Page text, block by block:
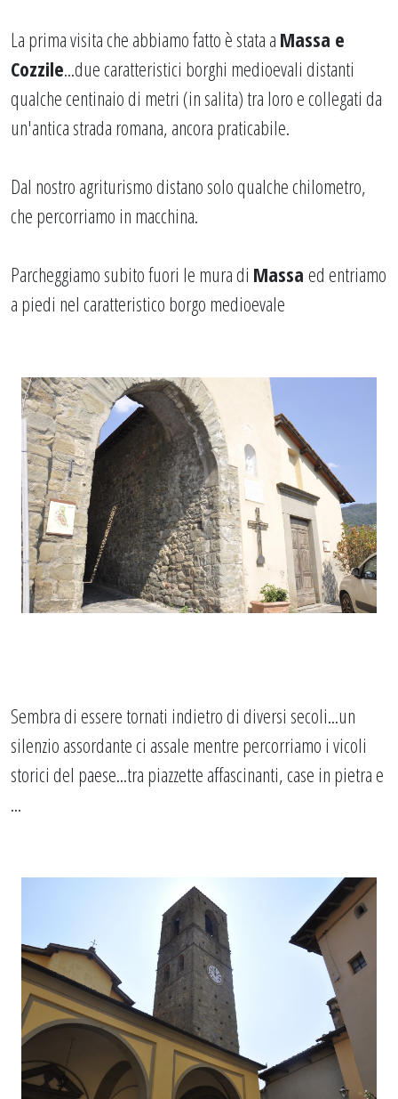
La prima visita che abbiamo fatto è stata a Massa e
Cozzile...due caratteristici borghi medioevali distanti
qualche centinaio di metri (in salita) tra loro e collegati da
un'antica strada romana, ancora praticabile.
Dal nostro agriturismo distano solo qualche chilometro,
che percorriamo in macchina.
Parcheggiamo subito fuori le mura di Massa ed entriamo
a piedi nel caratteristico borgo medioevale
Sembra di essere tornati indietro di diversi secoli...un
silenzio assordante ci assale mentre percorriamo i vicoli
storici del paese...tra piazzette affascinanti, case in pietra e
...